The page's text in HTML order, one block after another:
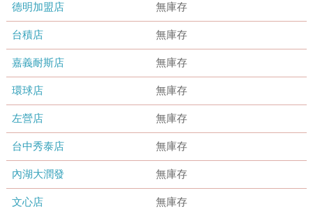
德明加盟店 無庫存
台積店 無庫存
嘉義耐斯店 無庫存
環球店 無庫存
左營店 無庫存
台中秀泰店 無庫存
內湖大潤發 無庫存
文心店 無庫存